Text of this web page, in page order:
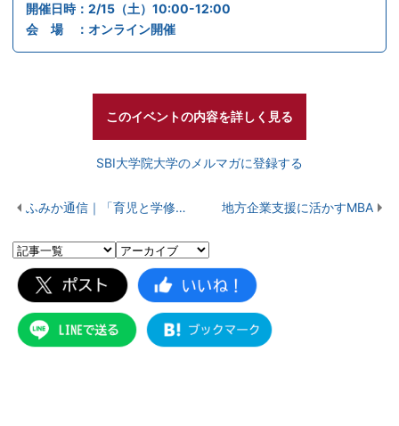
開催日時：2/15（土）10:00-12:00
会 場 ：オンライン開催
このイベントの内容を詳しく見る
SBI大学院大学のメルマガに登録する
ふみか通信｜「育児と学修の両立を図る在校生体験談の総まとめ」 地方企業支援に活かすMBA